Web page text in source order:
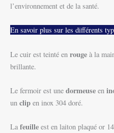
l’environnement et de la santé.
En savoir plus sur les différents
Le cuir est teinté en rouge à la
brillante.
Le fermoir est une dormeuse en
un clip en inox 304 doré.
Lafeuille est en laiton plaqué or